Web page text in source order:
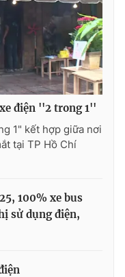
điện ''2 trong 1''
1" kết hợp giữa nơi
tại TP Hồ Chí
100% xe bus
sử dụng điện,